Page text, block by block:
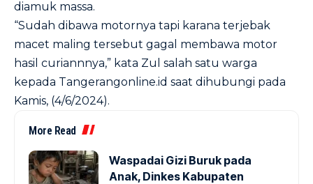
diamuk massa.
“Sudah dibawa motornya tapi karana terjebak
macet maling tersebut gagal membawa motor
hasil curiannnya,” kata Zul salah satu warga
kepada Tangerangonline.id saat dihubungi pada
Kamis, (4/6/2024).
More Read
Waspadai Gizi Buruk pada
Anak, Dinkes Kabupaten